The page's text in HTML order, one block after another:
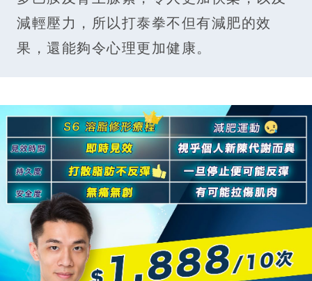
減輕壓力，所以打泰拳不但有減肥的效
果，還能夠令心理更加健康。